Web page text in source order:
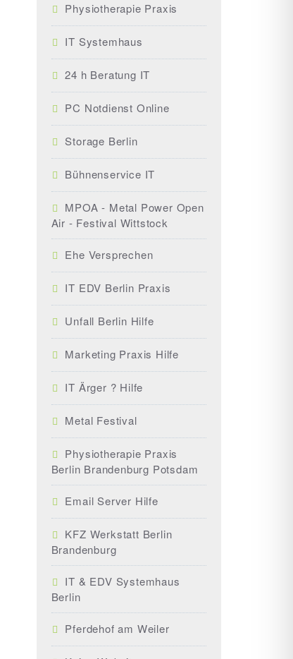
Physiotherapie Praxis
IT Systemhaus
24 h Beratung IT
PC Notdienst Online
Storage Berlin
Bühnenservice IT
MPOA - Metal Power Open
Air - Festival Wittstock
Ehe Versprechen
IT EDV Berlin Praxis
Unfall Berlin Hilfe
Marketing Praxis Hilfe
IT Ärger ? Hilfe
Metal Festival
Physiotherapie Praxis
Berlin Brandenburg Potsdam
Email Server Hilfe
KFZ Werkstatt Berlin
Brandenburg
IT & EDV Systemhaus
Berlin
Pferdehof am Weiler